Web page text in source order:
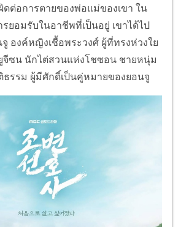
ต่อการตายของพ่อแม่ของเขา ใน
ยอมรับในอาชีพที่เป็นอยู่ เขาได้ไป
องค์หญิงเชื้อพระวงศ์ ผู้ที่ทรงห่วงใย
จีซน นักไต่สวนแห่งโชซอน ชายหนุ่ม
รรม ผู้มีศักดิ์เป็นคู่หมายของยอนจู